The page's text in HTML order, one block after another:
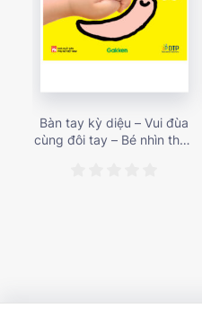
Bàn tay kỳ diệu – Vui đùa
cùng đôi tay – Bé nhìn thấy